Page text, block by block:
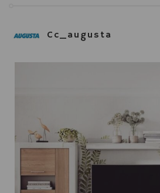
Cc_augusta